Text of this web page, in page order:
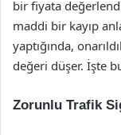
bir fiyata
maddi bir kayıp
yaptığında,
değeri düşer. İşte
Zorunlu Trafik